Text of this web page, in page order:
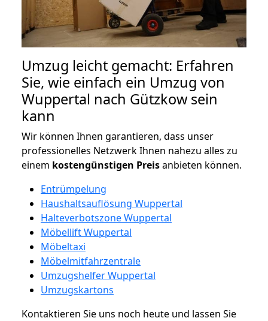
Umzug leicht gemacht: Erfahren
Sie, wie einfach ein Umzug von
Wuppertal nach Gützkow sein
kann
Wir können Ihnen garantieren, dass unser
professionelles Netzwerk Ihnen nahezu alles zu
einem kostengünstigen Preisanbieten können.
Entrümpelung
Haushaltsauflösung Wuppertal
Halteverbotszone Wuppertal
Möbellift Wuppertal
Möbeltaxi
Möbelmitfahrzentrale
Umzugshelfer Wuppertal
Umzugskartons
Kontaktieren Sie uns noch heute und lassen Sie